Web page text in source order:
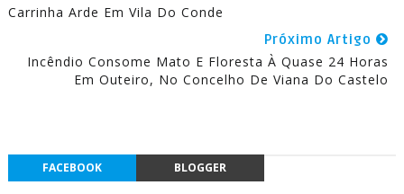
Carrinha Arde Em Vila Do Conde
Próximo Artigo
Incêndio Consome Mato E Floresta À Quase 24 Horas
Em Outeiro, No Concelho De Viana Do Castelo
FACEBOOK BLOGGER